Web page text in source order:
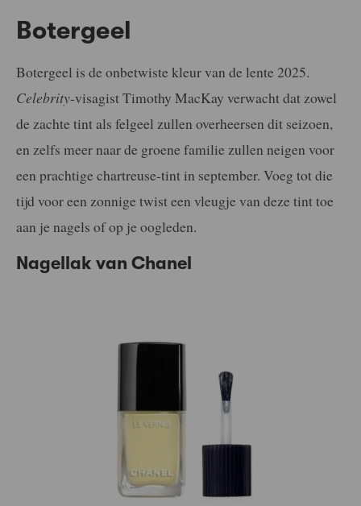
Botergeel
Botergeel is de onbetwiste kleur van de lente 2025.
Celebrity-visagist Timothy MacKay verwacht dat zowel
de zachte tint als felgeel zullen overheersen dit seizoen,
en zelfs meer naar de groene familie zullen neigen voor
een prachtige chartreuse-tint in september. Voeg tot die
tijd voor een zonnige twist een vleugje van deze tint toe
aan je nagels of op je oogleden.
Nagellak van Chanel